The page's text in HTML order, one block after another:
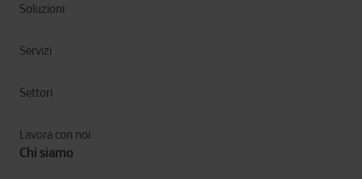
Soluzioni
Servizi
Settori
Lavora con noi
Chi siamo